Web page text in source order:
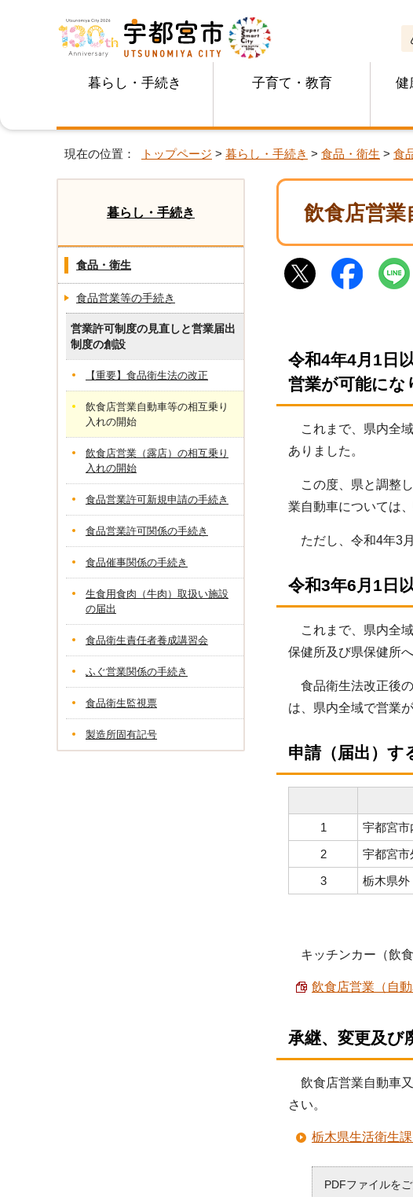
暮らし・手続き 子育て・教育 健
現在の位置： トップページ > 暮らし・手続き > 食品・衛生 > 食
飲食店営業
令和4年4月1日
営業が可能にな
これまで、県内全
ありました。
この度、県と調整
業自動車については
ただし、令和4年3
令和3年6月1日
これまで、県内全
保健所及び県保健所
食品衛生法改正後
は、県内全域で営業
申請（届出）す
1
宇都宮市
2
宇都宮市
3
栃木県外
キッチンカー（飲食
飲食店営業（自
承継、変更及び
飲食店営業自動車
さい。
栃木県生活衛生
PDFファイルを
暮らし・手続き
食品・衛生
食品営業等の手続き
営業許可制度の見直しと営業届出
制度の創設
【重要】食品衛生法の改正
飲食店営業自動車等の相互乗り
入れの開始
飲食店営業（露店）の相互乗り
入れの開始
食品営業許可新規申請の手続き
食品営業許可関係の手続き
食品催事関係の手続き
生食用食肉（牛肉）取扱い施設
の届出
食品衛生責任者養成講習会
ふぐ営業関係の手続き
食品衛生監視票
製造所固有記号